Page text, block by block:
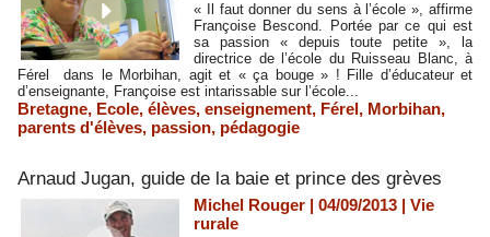
« Il faut donner du sens à l’école », affirme
Françoise Bescond. Portée par ce qui est
sa passion « depuis toute petite », la
directrice de l’école du Ruisseau Blanc, à
Férel dans le Morbihan, agit et « ça bouge » ! Fille d’éducateur et
d’enseignante, Françoise est intarissable sur l’école...
Bretagne, Ecole, élèves, enseignement, Férel, Morbihan,
parents d'élèves, passion, pédagogie
Arnaud Jugan, guide de la baie et prince des grèves
Michel Rouger | 04/09/2013 | Vie
rurale